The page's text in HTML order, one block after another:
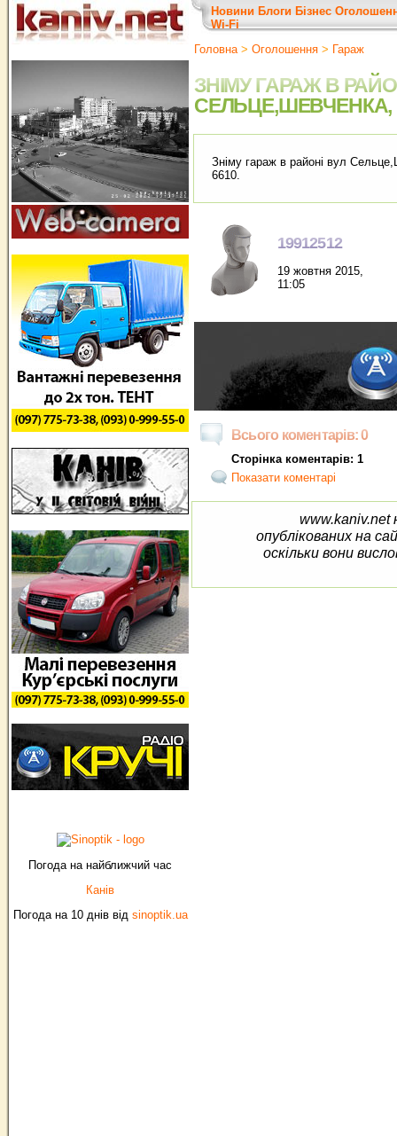
Погода на найближчий час
Канів
Погода на 10 днів від sinoptik.ua
Новини Блоги Бізнес
Wi-Fi
Головна> Оголошення > Гараж
ЗНІМУ ГАРАЖ В
СЕЛЬЦЕ,ШЕВЧЕНКА,
Зніму гараж в районі вул
6610.
19912512
19 жовтня 2015,
11:05
Всього коментарів: 0
Сторінка коментарів: 1
Показати коментарі
www.kaniv.net
опублікованих на
оскільки вони